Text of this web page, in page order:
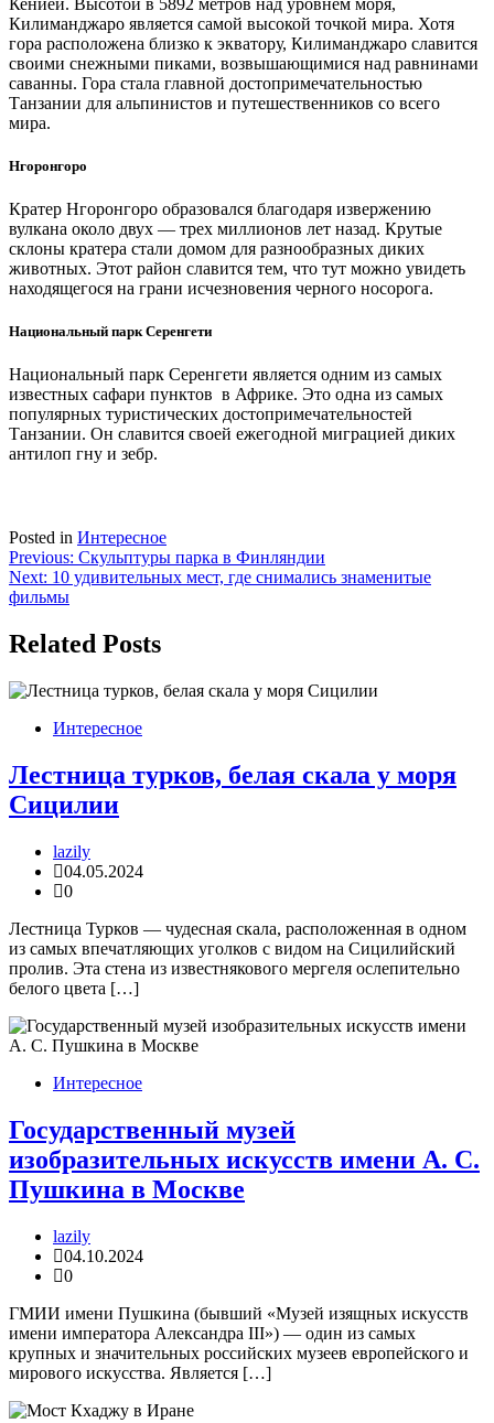
Килиманджаро является самой высокой точкой мира. Хотя
гора расположена близко к экватору, Килиманджаро славится
своими снежными пиками, возвышающимися над равнинами
саванны. Гора стала главной достопримечательностью
Танзании для альпинистов и путешественников со всего
мира.
Нгоронгоро
Кратер Нгоронгоро образовался благодаря извержению
вулкана около двух — трех миллионов лет назад. Крутые
склоны кратера стали домом для разнообразных диких
животных. Этот район славится тем, что тут можно увидеть
находящегося на грани исчезновения черного носорога.
Национальный парк Серенгети
Национальный парк Серенгети является одним из самых
известных сафари пунктов в Африке. Это одна из самых
популярных туристических достопримечательностей
Танзании. Он славится своей ежегодной миграцией диких
антилоп гну и зебр.
Posted in Интересное
Навигация
по
Previous: Скульптуры парка в Финляндии
Next: 10 удивительных мест, где снимались знаменитые
фильмы
Related Posts
Интересное
Лестница турков, белая скала у моря
Сицилии
lazily
04.05.2024
0
Лестница Турков — чудесная скала, расположенная в одном
из самых впечатляющих уголков с видом на Сицилийский
пролив. Эта стена из известнякового мергеля ослепительно
белого цвета […]
Интересное
Государственный музей
изобразительных искусств имени А. С.
Пушкина в Москве
lazily
04.10.2024
0
ГМИИ имени Пушкина (бывший «Музей изящных искусств
имени императора Александра III») — один из самых
крупных и значительных российских музеев европейского и
мирового искусства. Является […]